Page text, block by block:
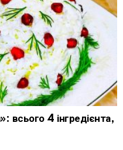
всього 4 інгредієнта,